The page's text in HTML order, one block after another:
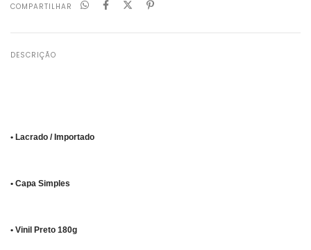
COMPARTILHAR
DESCRIÇÃO
• Lacrado / Importado
• Capa Simples
• Vinil Preto 180g